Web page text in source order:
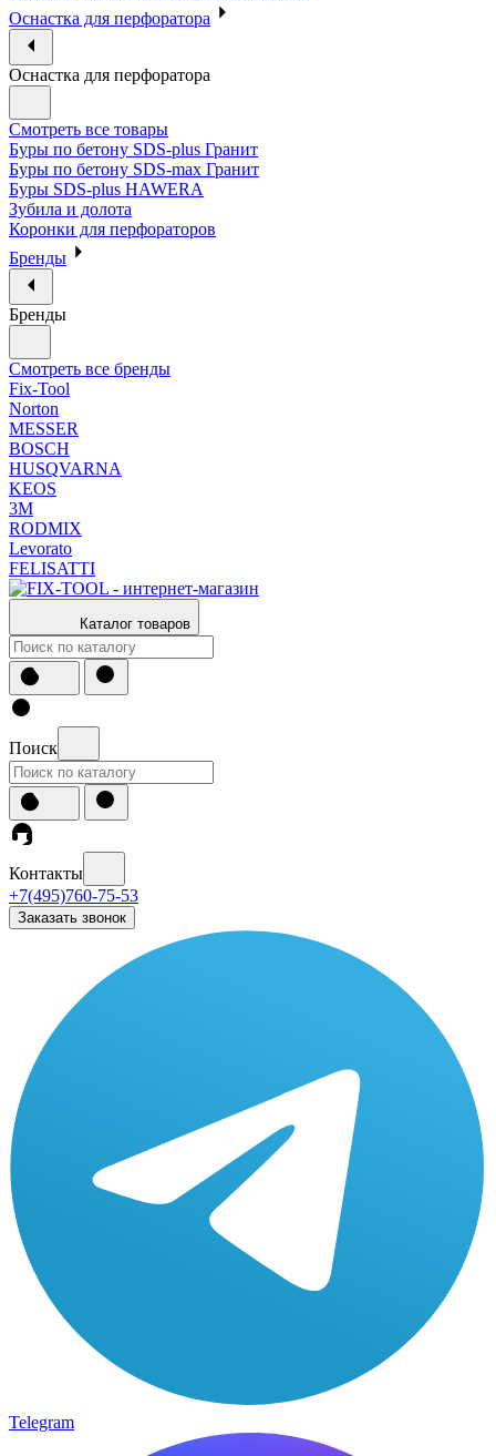
Оснастка для перфоратора
Оснастка для перфоратора
Смотреть все товары
Буры по бетону SDS-plus Гранит
Буры по бетону SDS-max Гранит
Буры SDS-plus HAWERA
Зубила и долота
Коронки для перфораторов
Бренды
Бренды
Смотреть все бренды
Fix-Tool
Norton
MESSER
BOSCH
HUSQVARNA
KEOS
3М
RODMIX
Levorato
FELISATTI
Каталог товаров
Поиск
Контакты
+7(495)760-75-53
Заказать звонок
Telegram